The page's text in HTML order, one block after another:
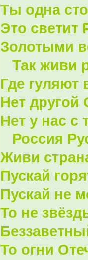
Ты одна
Это светит
Золотыми
Так живи
Где
Нет другой
Нет у нас с
Россия
Живи
Пускай
Пускай не
То не
То огни